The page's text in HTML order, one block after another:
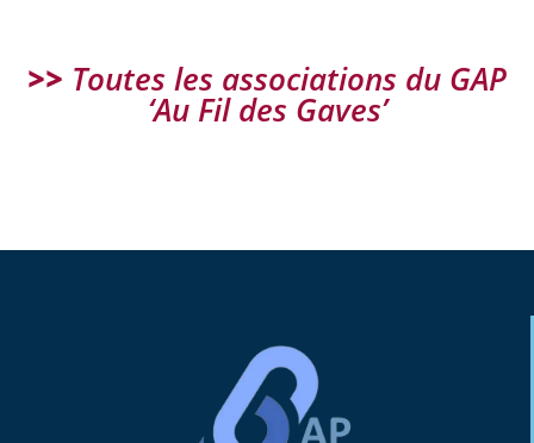
>> Toutes les associations du GAP
‘Au Fil des Gaves’